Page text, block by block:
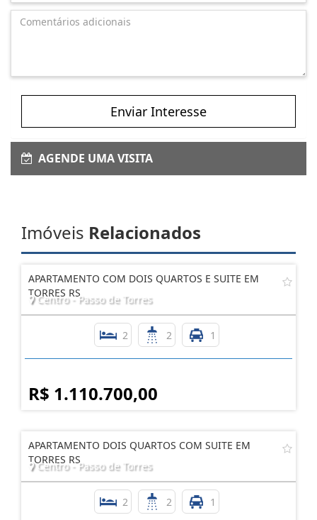
Enviar Interesse
AGENDE UMA VISITA
Imóveis Relacionados
APARTAMENTO COM DOIS QUARTOS E SUITE EM
TORRES RS
Centro - Passo de Torres
2 2 1
R$ 1.110.700,00
APARTAMENTO DOIS QUARTOS COM SUITE EM
TORRES RS
Centro - Passo de Torres
2 2 1